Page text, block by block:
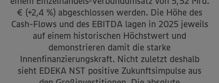
€ (+2,4 %) abgeschlossen werden. Die Höhe des
Cash-Flows und des EBITDA lagen in 2025 jeweils
auf einem historischen Höchstwert und
demonstrieren damit die starke
Innenfinanzierungskraft. Nicht zuletzt deshalb
sieht EDEKA NST positive Zukunftsimpulse aus